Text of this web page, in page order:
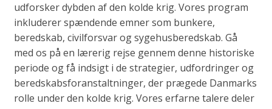
udforsker dybden af den kolde krig. Vores program
inkluderer spændende emner som bunkere,
beredskab, civilforsvar og sygehusberedskab. Gå
med os på en lærerig rejse gennem denne historiske
periode og få indsigt i de strategier, udfordringer og
beredskabsforanstaltninger, der prægede Danmarks
rolle under den kolde krig. Vores erfarne talere deler